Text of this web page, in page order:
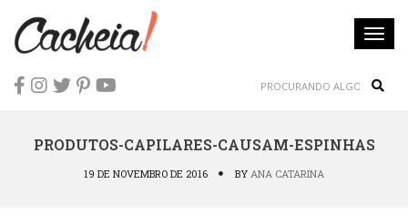
PRODUTOS-CAPILARES-CAUSAM-ESPINHAS
19 DE NOVEMBRO DE 2016 BY ANA CATARINA